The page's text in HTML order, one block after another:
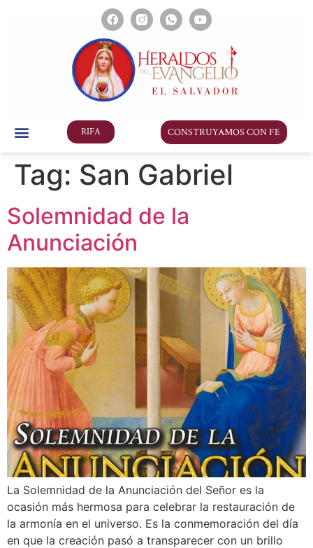
RIFA CONSTRUYAMOS CON FE
Tag: San Gabriel
Solemnidad de la
Anunciación
La Solemnidad de la Anunciación del Señor es la
ocasión más hermosa para celebrar la restauración de
la armonía en el universo. Es la conmemoración del día
en que la creación pasó a transparecer con un brillo